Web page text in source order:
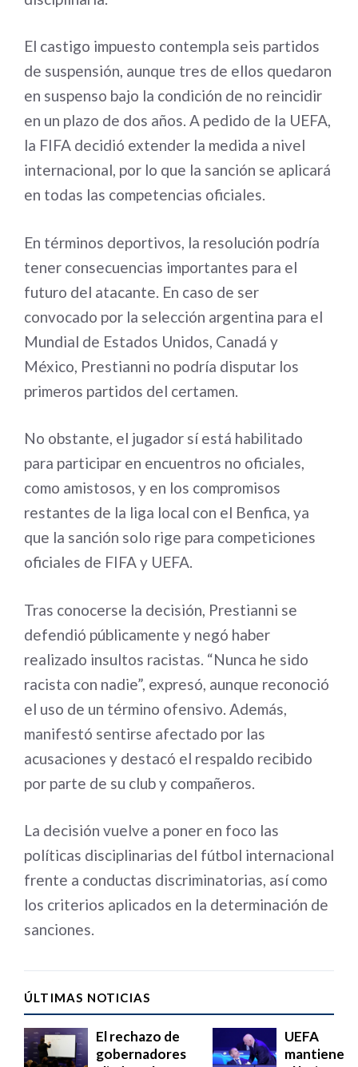
El castigo impuesto contempla seis partidos
de suspensión, aunque tres de ellos quedaron
en suspenso bajo la condición de no reincidir
en un plazo de dos años. A pedido de la UEFA,
la FIFA decidió extender la medida a nivel
internacional, por lo que la sanción se aplicará
en todas las competencias oficiales.
En términos deportivos, la resolución podría
tener consecuencias importantes para el
futuro del atacante. En caso de ser
convocado por la selección argentina para el
Mundial de Estados Unidos, Canadá y
México, Prestianni no podría disputar los
primeros partidos del certamen.
No obstante, el jugador sí está habilitado
para participar en encuentros no oficiales,
como amistosos, y en los compromisos
restantes de la liga local con el Benfica, ya
que la sanción solo rige para competiciones
oficiales de FIFA y UEFA.
Tras conocerse la decisión, Prestianni se
defendió públicamente y negó haber
realizado insultos racistas. “Nunca he sido
racista con nadie”, expresó, aunque reconoció
el uso de un término ofensivo. Además,
manifestó sentirse afectado por las
acusaciones y destacó el respaldo recibido
por parte de su club y compañeros.
La decisión vuelve a poner en foco las
políticas disciplinarias del fútbol internacional
frente a conductas discriminatorias, así como
los criterios aplicados en la determinación de
sanciones.
ÚLTIMAS NOTICIAS
El rechazo de
gobernadores
UEFA
mantiene